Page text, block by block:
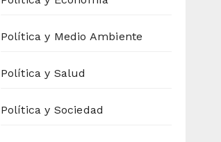
Política y Medio Ambiente
Política y Salud
Política y Sociedad